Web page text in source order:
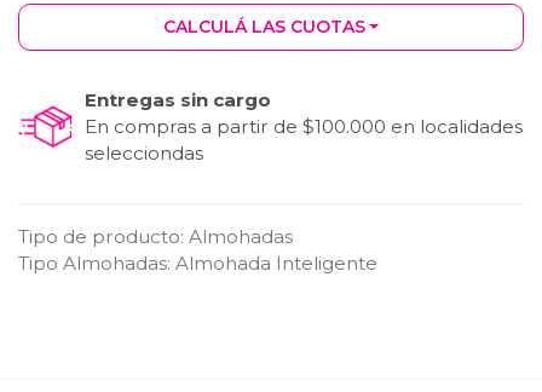
CALCULÁ LAS CUOTAS
Entregas sin cargo
En compras a partir de $100.000 en localidades
selecciondas
Tipo de producto: Almohadas
Tipo Almohadas: Almohada Inteligente